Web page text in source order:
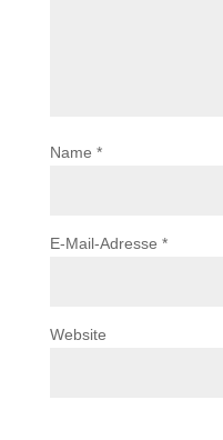
Name *
E-Mail-Adresse *
Website